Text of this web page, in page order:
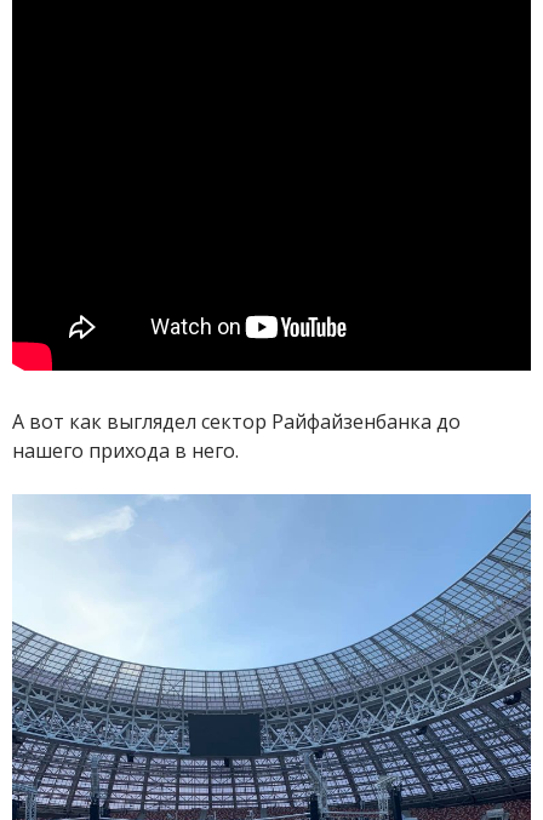
А вот как выглядел сектор Райфайзенбанка до
нашего прихода в него.